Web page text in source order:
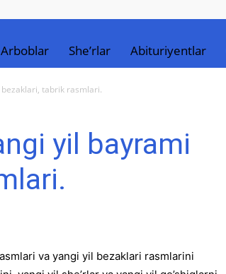
Arboblar She’rlar Abituriyentlar
tabrik rasmlari.
yil bayrami
va yangi yil bezaklari rasmlarini